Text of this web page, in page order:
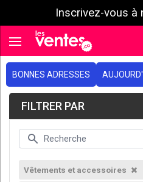
Inscrivez-vous à
Toggle navigation
BONNES ADRESSES
FILTRER PAR
Vêtements et accessoires